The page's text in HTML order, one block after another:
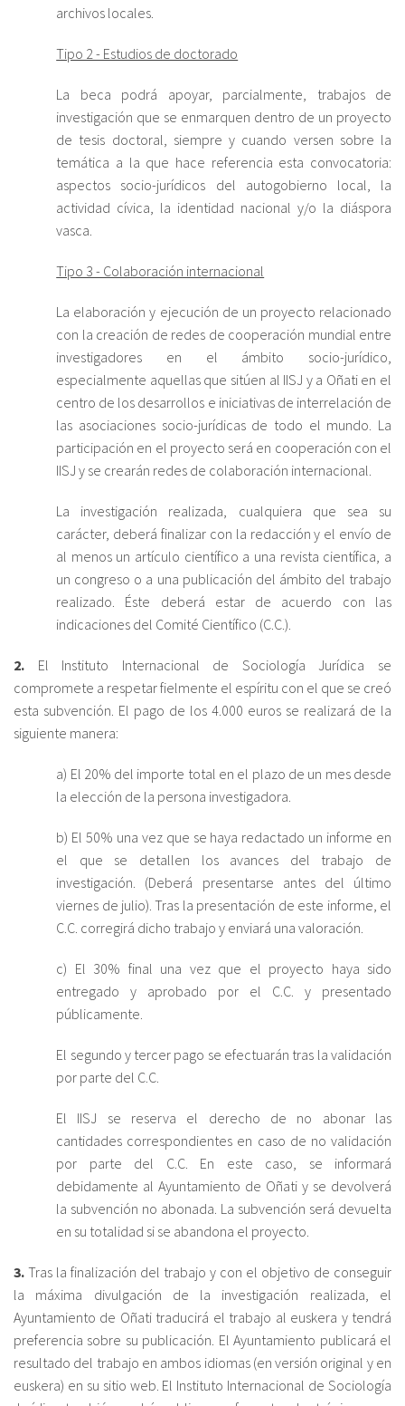
archivos locales.
Tipo 2 - Estudios de doctorado
La beca podrá apoyar, parcialmente, trabajos de
investigación que se enmarquen dentro de un proyecto
de tesis doctoral, siempre y cuando versen sobre la
temática a la que hace referencia esta convocatoria:
aspectos socio-jurídicos del autogobierno local, la
actividad cívica, la identidad nacional y/o la diáspora
vasca.
Tipo 3 - Colaboración internacional
La elaboración y ejecución de un proyecto relacionado
con la creación de redes de cooperación mundial entre
investigadores en el ámbito socio-jurídico,
especialmente aquellas que sitúen al IISJ y a Oñati en el
centro de los desarrollos e iniciativas de interrelación de
las asociaciones socio-jurídicas de todo el mundo. La
participación en el proyecto será en cooperación con el
IISJ y se crearán redes de colaboración internacional.
La investigación realizada, cualquiera que sea su
carácter, deberá finalizar con la redacción y el envío de
al menos un artículo científico a una revista científica, a
un congreso o a una publicación del ámbito del trabajo
realizado. Éste deberá estar de acuerdo con las
indicaciones del Comité Científico (C.C.).
2. El Instituto Internacional de Sociología Jurídica se
compromete a respetar fielmente el espíritu con el que se creó
esta subvención. El pago de los 4.000 euros se realizará de la
siguiente manera:
a) El 20% del importe total en el plazo de un mes desde
la elección de la persona investigadora.
b) El 50% una vez que se haya redactado un informe en
el que se detallen los avances del trabajo de
investigación. (Deberá presentarse antes del último
viernes de julio). Tras la presentación de este informe, el
C.C. corregirá dicho trabajo y enviará una valoración.
c) El 30% final una vez que el proyecto haya sido
entregado y aprobado por el C.C. y presentado
públicamente.
El segundo y tercer pago se efectuarán tras la validación
por parte del C.C.
El IISJ se reserva el derecho de no abonar las
cantidades correspondientes en caso de no validación
por parte del C.C. En este caso, se informará
debidamente al Ayuntamiento de Oñati y se devolverá
la subvención no abonada. La subvención será devuelta
en su totalidad si se abandona el proyecto.
3. Tras la finalización del trabajo y con el objetivo de conseguir
la máxima divulgación de la investigación realizada, el
Ayuntamiento de Oñati traducirá el trabajo al euskera y tendrá
preferencia sobre su publicación. El Ayuntamiento publicará el
resultado del trabajo en ambos idiomas (en versión original y en
euskera) en su sitio web. El Instituto Internacional de Sociología